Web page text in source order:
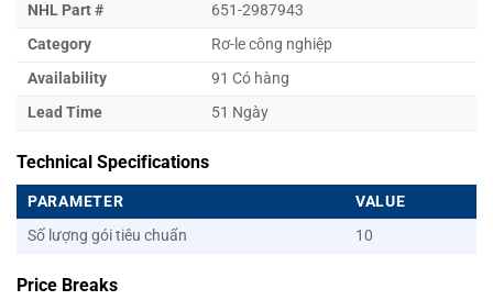
NHL Part #
651-2987943
Category
Rơ-le công nghiệp
Availability
91 Có hàng
Lead Time
51 Ngày
Technical Specifications
PARAMETER
VALUE
Số lượng gói tiêu chuẩn
10
Price Breaks